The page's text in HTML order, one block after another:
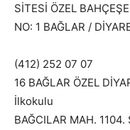
SİTESİ ÖZEL
NO: 1 BAĞLAR /
(412) 252 07 07
16 BAĞLAR ÖZEL
İlkokulu
BAĞCILAR MAH. 1104.